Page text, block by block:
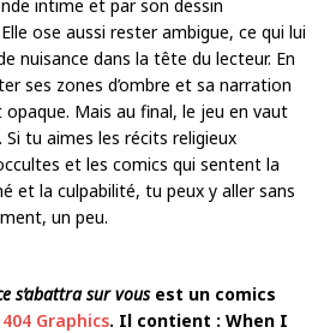
intime et par son dessin
ose aussi rester ambigue, ce qui lui
nuisance dans la tête du lecteur. En
ses zones d’ombre et sa narration
Mais au final, le jeu en vaut
tu aimes les récits religieux
et les comics qui sentent la
et la culpabilité, tu peux y aller sans
un peu.
s’abattra sur vousest un comics
404 Graphics. Il contient : When I